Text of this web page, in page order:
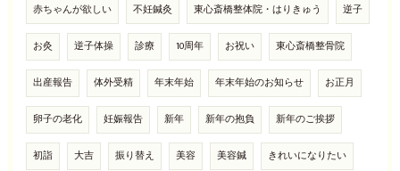
赤ちゃんが欲しい 不妊鍼灸 東心斎橋整体院・はりきゅう 逆子
お灸 逆子体操 診療 10周年 お祝い 東心斎橋整骨院
出産報告 体外受精 年末年始 年末年始のお知らせ お正月
卵子の老化 妊娠報告 新年 新年の抱負 新年のご挨拶
初詣 大吉 振り替え 美容 美容鍼 きれいになりたい